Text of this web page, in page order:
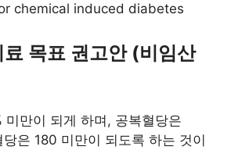
chemical induced diabetes
목표 권고안 (비임산
미만이 되게 하며, 공복혈당은
은 180 미만이 되도록 하는 것이